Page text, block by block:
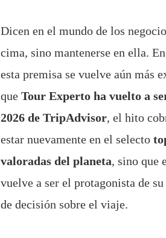
Dicen en el mundo de los
cima, sino mantenerse en ella.
esta premisa se vuelve aún más
que Tour Experto ha vuelto a
2026 de TripAdvisor, el hito
estar nuevamente en el selecto
valoradas del planeta, sino que
vuelve a ser el protagonista de
de decisión sobre el viaje.